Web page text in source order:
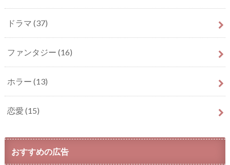
ドラマ (37)
ファンタジー (16)
ホラー (13)
恋愛 (15)
おすすめの広告